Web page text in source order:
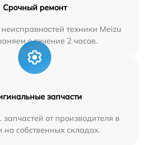
Срочный ремонт
техники Meizu
в течение 2 часов.
запчасти
запчастей от производителя в
на собственных складах.